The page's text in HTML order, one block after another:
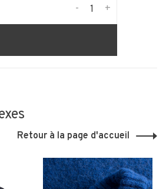
+
-
Retour à la page d'accueil